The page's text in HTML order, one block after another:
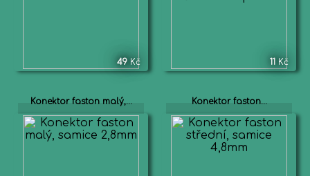
49 Kč 11 Kč
Konektor faston malý,... Konektor faston...